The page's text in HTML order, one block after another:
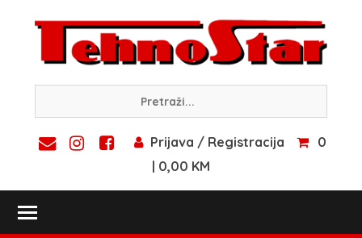
content
Prijava / Registracija
0
| 0,00 KM